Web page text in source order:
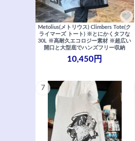
Metolius(メトリウス) Climbers Tote(ク
ライマーズ トート) ※とにかくタフな
30L ※高耐久エコロジー素材 ※超広い
開口と大型底でハンズフリー収納
10,450円
7